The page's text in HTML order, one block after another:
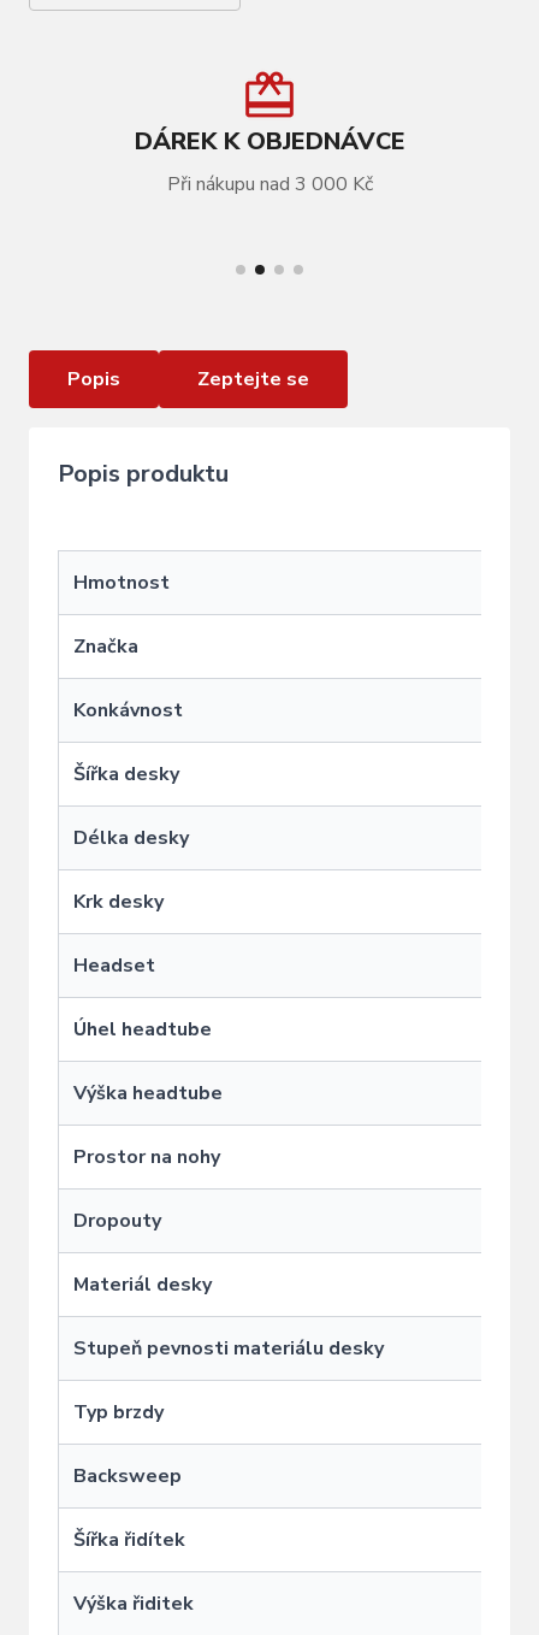
DÁREK K OBJEDNÁVCE
Při nákupu nad 3 000 Kč
Popis Zeptejte se
Popis produktu
Hmotnost
Značka
Konkávnost
Šířka desky
Délka desky
Krk desky
Headset
Úhel headtube
Výška headtube
Prostor na nohy
Dropouty
Materiál desky
Stupeň pevnosti materiálu desky
Typ brzdy
Backsweep
Šířka řidítek
Výška řiditek